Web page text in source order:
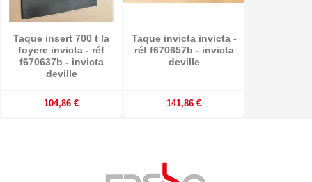
Taque insert 700 t la
foyere invicta - réf
f670637b - invicta
deville
104,86 €
Taque invicta invicta -
réf f670657b - invicta
deville
141,86 €